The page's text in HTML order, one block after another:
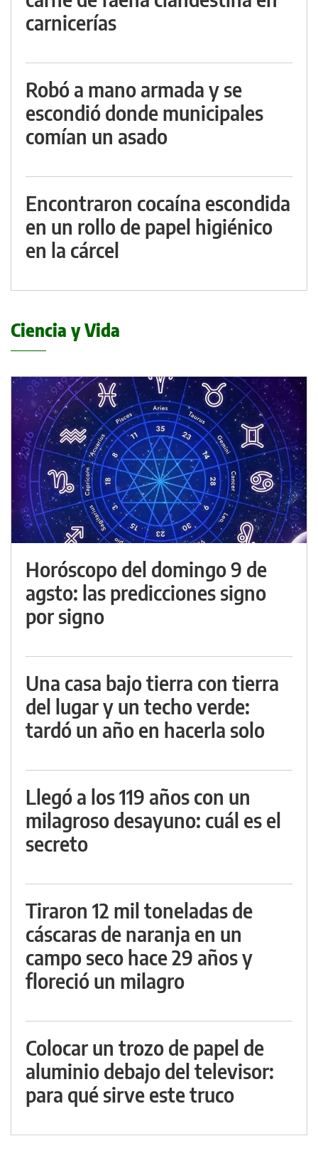
carnicerías
Robó a mano armada y se
escondió donde municipales
comían un asado
Encontraron cocaína escondida
en un rollo de papel higiénico
en la cárcel
Ciencia y Vida
Horóscopo del domingo 9 de
agsto: las predicciones signo
por signo
Una casa bajo tierra con tierra
del lugar y un techo verde:
tardó un año en hacerla solo
Llegó a los 119 años con un
milagroso desayuno: cuál es el
secreto
Tiraron 12 mil toneladas de
cáscaras de naranja en un
campo seco hace 29 años y
floreció un milagro
Colocar un trozo de papel de
aluminio debajo del televisor:
para qué sirve este truco